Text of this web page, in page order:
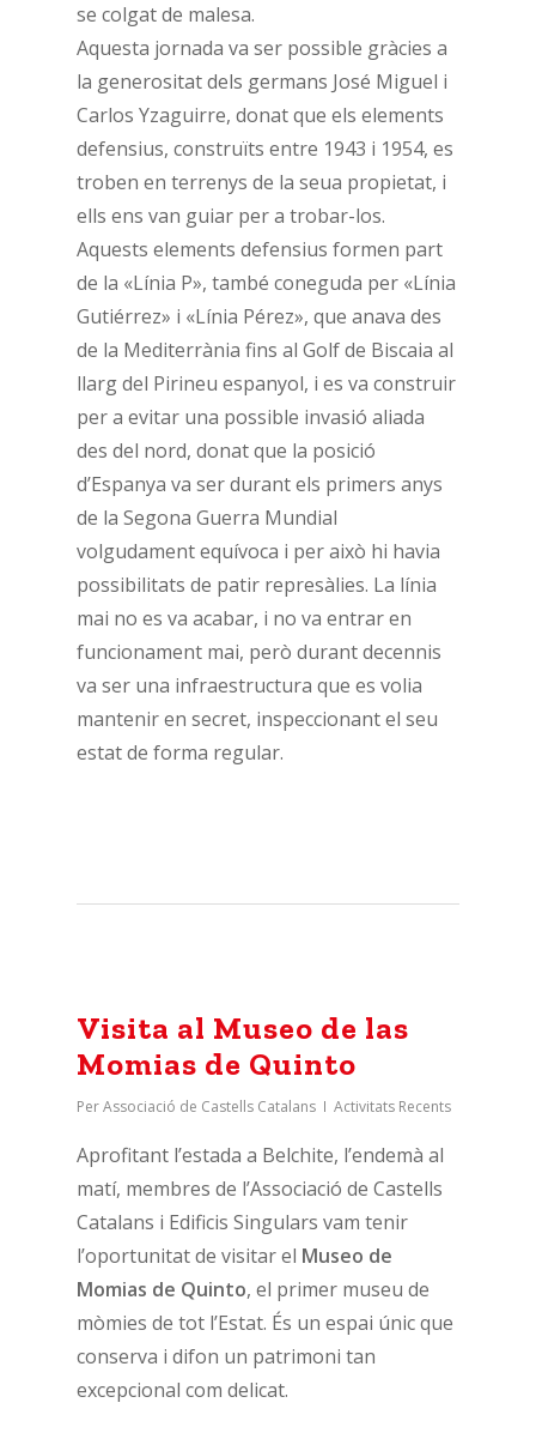
se colgat de malesa.
Aquesta jornada va ser possible gràcies a
la generositat dels germans José Miguel i
Carlos Yzaguirre, donat que els elements
defensius, construïts entre 1943 i 1954, es
troben en terrenys de la seua propietat, i
ells ens van guiar per a trobar-los.
Aquests elements defensius formen part
de la «Línia P», també coneguda per «Línia
Gutiérrez» i «Línia Pérez», que anava des
de la Mediterrània fins al Golf de Biscaia al
llarg del Pirineu espanyol, i es va construir
per a evitar una possible invasió aliada
des del nord, donat que la posició
d’Espanya va ser durant els primers anys
de la Segona Guerra Mundial
volgudament equívoca i per això hi havia
possibilitats de patir represàlies. La línia
mai no es va acabar, i no va entrar en
funcionament mai, però durant decennis
va ser una infraestructura que es volia
mantenir en secret, inspeccionant el seu
estat de forma regular.
Visita al Museo de las
Momias de Quinto
PerAssociació de Castells Catalans Activitats Recents
Aprofitant l’estada a Belchite, l’endemà al
matí, membres de l’Associació de Castells
Catalans i Edificis Singulars vam tenir
l’oportunitat de visitar el Museo de
Momias de Quinto, el primer museu de
mòmies de tot l’Estat. És un espai únic que
conserva i difon un patrimoni tan
excepcional com delicat.